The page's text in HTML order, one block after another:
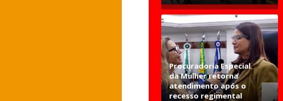
Procuradoria Especial
da Mulher retorna
atendimento após o
recesso regimental